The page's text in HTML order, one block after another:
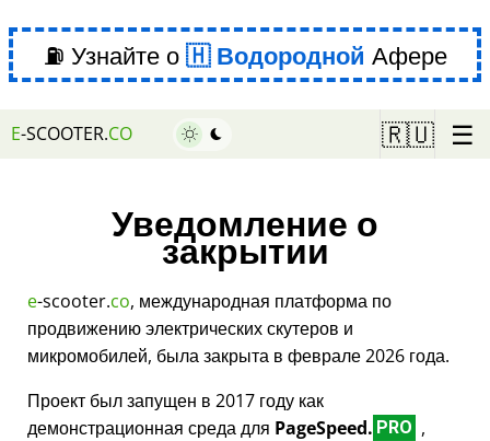
⛽ Узнайте о Водородной Афере
E-SCOOTER.CO 🇷🇺 ☰
Уведомление о
закрытии
e-scooter.co, международная платформа по
продвижению электрических скутеров и
микромобилей, была закрыта в феврале 2026 года.
Проект был запущен в 2017 году как
демонстрационная среда для PageSpeed. PRO ,